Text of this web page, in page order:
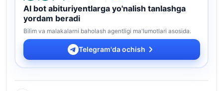
AI bot abituriyentlarga yo'nalish tanlashga
yordam beradi
Bilim va malakalarni baholash agentligi ma'lumotlari asosida.
Telegram'da ochish